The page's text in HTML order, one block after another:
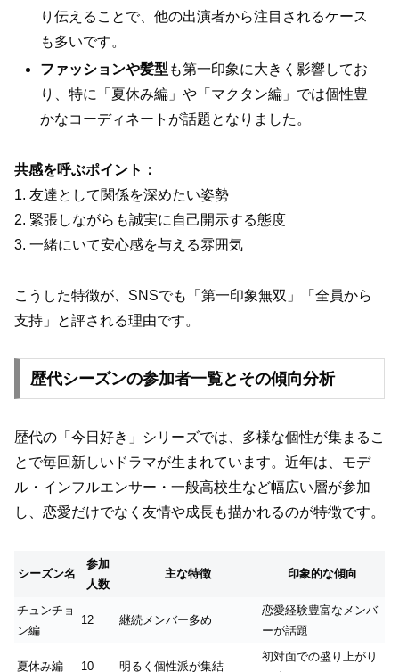
り伝えることで、他の出演者から注目されるケース
も多いです。
ファッションや髪型 も第一印象に大きく影響してお
り、特に「夏休み編」や「マクタン編」では個性豊
かなコーディネートが話題となりました。
共感を呼ぶポイント：
1. 友達として関係を深めたい姿勢
2. 緊張しながらも誠実に自己開示する態度
3. 一緒にいて安心感を与える雰囲気
こうした特徴が、SNSでも「第一印象無双」「全員から
支持」と評される理由です。
歴代シーズンの参加者一覧とその傾向分析
歴代の「今日好き」シリーズでは、多様な個性が集まるこ
とで毎回新しいドラマが生まれています。近年は、モデ
ル・インフルエンサー・一般高校生など幅広い層が参加
し、恋愛だけでなく友情や成長も描かれるのが特徴です。
シーズン名
参加
人数
主な特徴 印象的な傾向
チュンチョ
ン編
12 継続メンバー多め
恋愛経験豊富なメンバ
ーが話題
夏休み編 10 明るく個性派が集結
初対面での盛り上がり